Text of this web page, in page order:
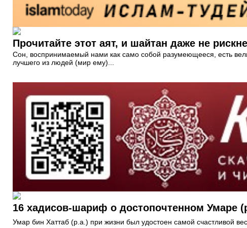
Прочитайте этот аят, и шайтан даже не
Сон, воспринимаемый нами как само собой разумеющееся, есть
лучшего из людей (мир ему)...
16 хадисов-шариф о достопочтенном Умаре